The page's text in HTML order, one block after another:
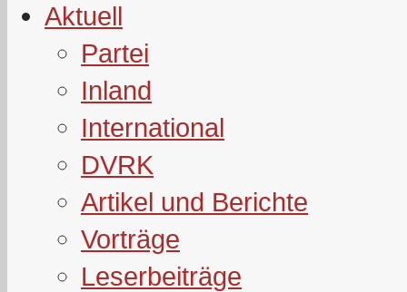
Aktuell
Partei
Inland
International
DVRK
Artikel und Berichte
Vorträge
Leserbeiträge